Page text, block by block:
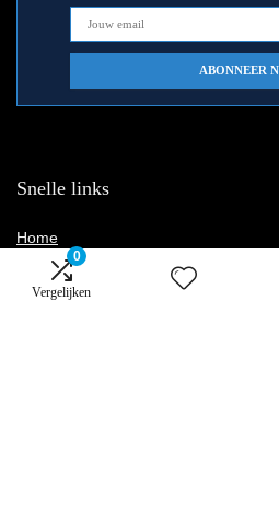
0
Vergelijken
Snelle links
Home
Overzicht
Alles winkelen